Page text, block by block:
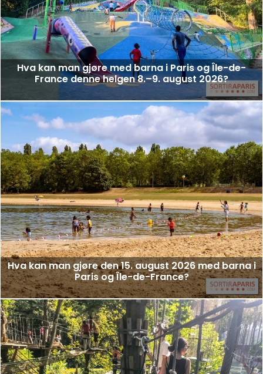
Hva kan man gjøre med barna i Paris og Île-de-
France denne helgen 8.–9. august 2026?
Hva kan man gjøre den 15. august 2026 med barna i
Paris og Île-de-France?